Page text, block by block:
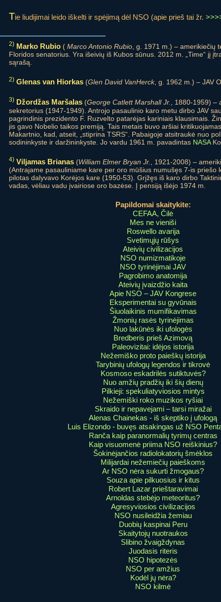
Tie liudijimai leido iškelti ir spėjimą dėl NSO (apie prieš tai žr.
2) Marko Rubio ( Marco Antonio Rubio , g. 1971 m.) – amerikiečių
Floridos senatorius. Yra išeivių iš Kubos sūnus. 2012 m. „Time“ jį
sąrašą.
2) Glenas van Hiorkas (Glen David VanHerck, g. 1962 m.) – JAV
3) Džordžas Maršalas (George Catlett Marshall Jr.
, 1880-1959)
sekretorius (1947-1949). Antrojo pasaulinio karo metu dirbo JAV
pagrindinis prezidento F. Ruzvelto patarėjas kariniais klausimais.
jis gavo Nobelio taikos premiją. Tais metais buvo aršiai
Makartnio, kad, atseit, „stiprina TSRS“. Pabaigoje atsitraukė nuo
sodininkyste ir daržininkyste. Jo vardu 1961 m. pavadintas NASA
4) Viljamas Brianas (William Elmer Bryan Jr.
, 1921-2008) –
(Antrajame pasauliniame kare per oro mūšius numušęs 7-is priešo
pilotas dalyvavo Korėjos kare (1950-53). Grįžęs iš karo dirbo
vadas, vėliau vadu įvairiose oro bazėse. Į pensiją išėjo 1974 m.
Papildomai skaitykite:
CEFAA, Čilė
Mes ne vieniši
Roswello avarija
Svetimųjų rūšys
Ateivių civilizacijos
NSO numizmatikoje
NSO tyrinėjimai JAV
Pagrobimo anatomija
Ateivių įvaizdžio kaita
Apie NSO – JAV Kongrese
Eksperimentai su gyvūnais
Šiuolaikinis mumifikavimas
Žmonių rasės tyrinėjimas
Nuo lakūnės iki ufologės
Bredberis prieš Azimovą
Paleovizitai: idėjos istorija
Nežemiško proto paieškų istorija
Tarybinių ufologų legendos ir tikrovė
Kosmoso eskadrilės sutiktuvės?
Nuo amžių pradžių iki šių dienų
Pilkieji: spekuliatyviosios mintys
Nežemiški roko muzikos ryšiai
Skraido ir nepavejami – tarsi miražai
Alenas Chainekas - iš skeptiko į ufologą
Luis Elizondo - buvęs atsakingas už NSO
Ranča kaip paranormalių tyrimų centras
Kaip visuomenė priima NSO reiškinius?
Šokinėjančios radiolokatorių šmėklos
Milijardai nežemiečių paieškoms
Ar NSO nėra sukurti žmogaus?
Souza apie pilkuosius ir kitus
Robert Lazar prieštaravimai
Arnoldas stebėjo meteoritus?
Agresyviosios civilizacijos
NSO nusileidžia žemiau
Duobių kaspinai Peru
Skaitytojų nuotraukos
Slibino žvaigždynas
Juodasis riteris
NSO hipotezės
NSO per amžius
Kodėl jų nėra?
NSO kilmė